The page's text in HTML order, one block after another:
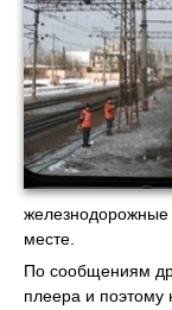
железнодорожные
месте.
По сообщениям
плеера и